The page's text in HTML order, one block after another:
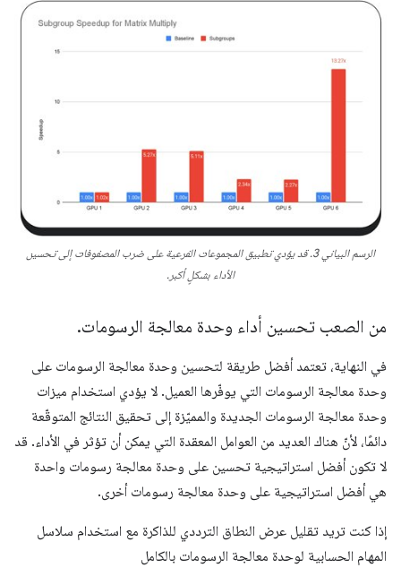
الرسم البياني 3. قد يؤدي تطبيق المجموعات الفرعية على ضرب المصفوفات إلى تحسين
الأداء بشكلٍ أكبر.
من الصعب تحسين أداء وحدة معالجة الرسومات.
في النهاية، تعتمد أفضل طريقة لتحسين وحدة معالجة الرسومات على
وحدة معالجة الرسومات التي يوفّرها العميل. لا يؤدي استخدام ميزات
وحدة معالجة الرسومات الجديدة والمميّزة إلى تحقيق النتائج المتوقّعة
دائمًا، لأنّ هناك العديد من العوامل المعقدة التي يمكن أن تؤثر في الأداء. قد
لا تكون أفضل استراتيجية تحسين على وحدة معالجة رسومات واحدة
هي أفضل استراتيجية على وحدة معالجة رسومات أخرى.
إذا كنت تريد تقليل عرض النطاق الترددي للذاكرة مع استخدام سلاسل
المهام الحسابية لوحدة معالجة الرسومات بالكامل